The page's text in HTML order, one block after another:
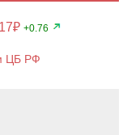
+0.76
ЦБ РФ